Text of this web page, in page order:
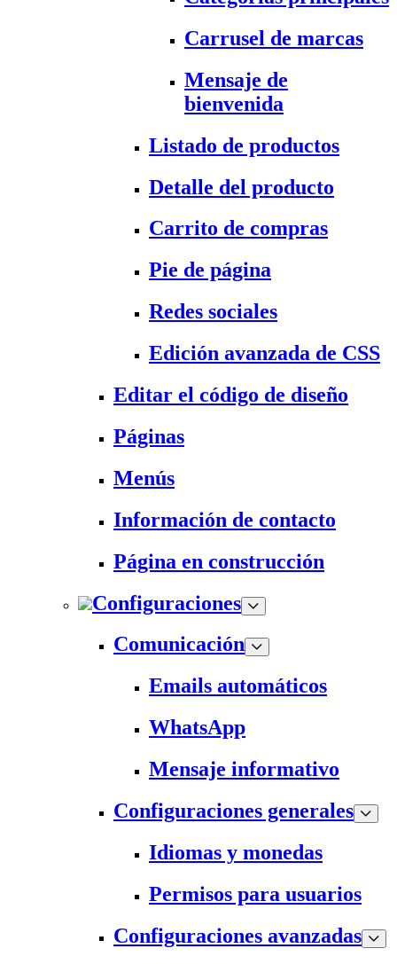
Carrusel de marcas
Mensaje de
bienvenida
Listado de productos
Detalle del producto
Carrito de compras
Pie de página
Redes sociales
Edición avanzada de CSS
Editar el código de diseño
Páginas
Menús
Información de contacto
Página en construcción
Configuraciones
Comunicación
Emails automáticos
WhatsApp
Mensaje informativo
Configuraciones generales
Idiomas y monedas
Permisos para usuarios
Configuraciones avanzadas